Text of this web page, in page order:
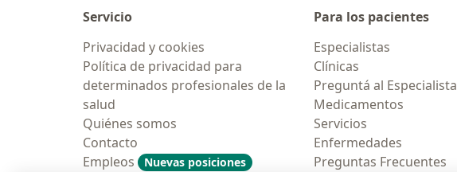
Servicio
Privacidad y cookies
Política de privacidad para
determinados profesionales de la
salud
Quiénes somos
Contacto
Empleos
Nuevas posiciones
Para los pacientes
Especialistas
Clínicas
Preguntá al Especialista
Medicamentos
Servicios
Enfermedades
Preguntas Frecuentes